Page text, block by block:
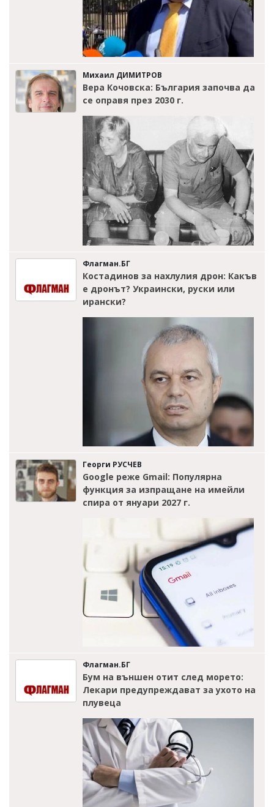
Михаил ДИМИТРОВ
Вера Кочовска: България започва да
се оправя през 2030 г.
Флагман.БГ
Костадинов за нахлулия дрон: Какъв
е дронът? Украински, руски или
ирански?
Георги РУСЧЕВ
Google реже Gmail: Популярна
функция за изпращане на имейли
спира от януари 2027 г.
Флагман.БГ
Бум на външен отит след морето:
Лекари предупреждават за ухото на
плувеца